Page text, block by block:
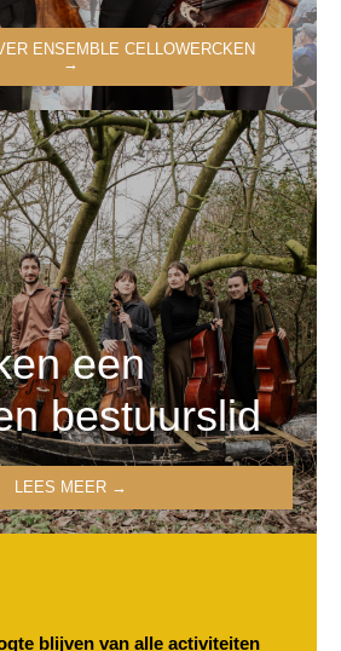
ENSEMBLE CELLOWERCKEN
→
een
bestuurslid
LEES MEER →
blijven van alle activiteiten